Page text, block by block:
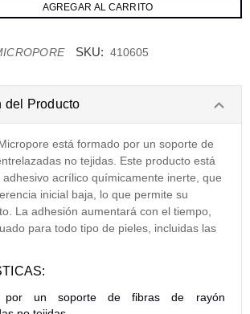
SKU: 410605
del Producto
está formado por un soporte de
no tejidas. Este producto está
acrílico químicamente inerte, que
inicial baja, lo que permite su
La adhesión aumentará con el tiempo,
para todo tipo de pieles, incluidas las
por un soporte de fibras de rayón